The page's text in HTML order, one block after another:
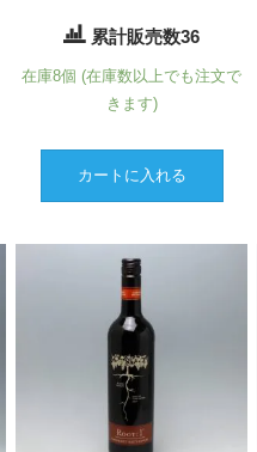
累計販売数36
在庫8個 (在庫数以上でも注文で
きます)
カートに入れる